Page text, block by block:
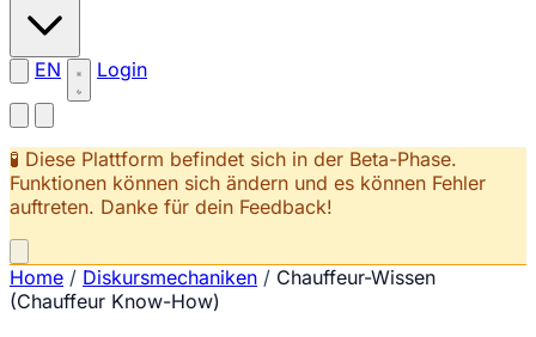
EN Login
🧪 Diese Plattform befindet sich in der Beta-Phase.
Funktionen können sich ändern und es können Fehler
auftreten. Danke für dein Feedback!
Home / Diskursmechaniken / Chauffeur-Wissen
(Chauffeur Know-How)